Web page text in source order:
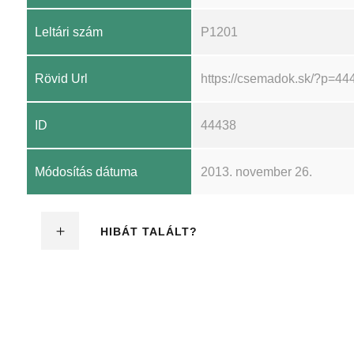
Leltári szám P1201
Rövid Url https://csemadok.sk/
ID 44438
Módosítás dátuma 2013. november 26.
HIBÁT TALÁLT?